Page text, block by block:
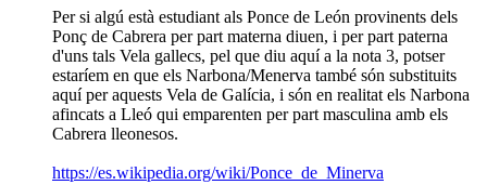
Per si algú està estudiant als Ponce de León provinents dels
Ponç de Cabrera per part materna diuen, i per part paterna
d'uns tals Vela gallecs, pel que diu aquí a la nota 3, potser
estaríem en que els Narbona/Menerva també són substituits
aquí per aquests Vela de Galícia, i són en realitat els Narbona
afincats a Lleó qui emparenten per part masculina amb els
Cabrera lleonesos.
https://es.wikipedia.org/wiki/Ponce_de_Minerva